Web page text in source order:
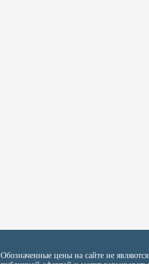
Обозначенные цены на сайте не являются